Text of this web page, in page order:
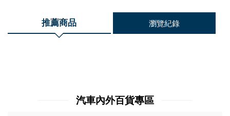
推薦商品 瀏覽紀錄
汽車內外百貨專區